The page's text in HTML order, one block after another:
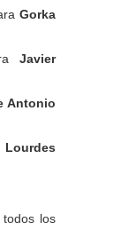
Gorka
Javier
Antonio
Lourdes
los